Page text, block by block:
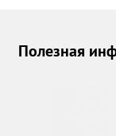
Полезная